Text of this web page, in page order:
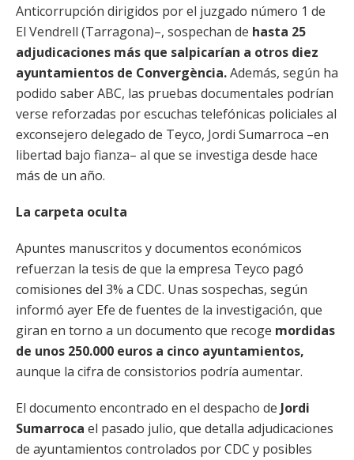
Anticorrupción dirigidos por el juzgado número 1 de
El Vendrell (Tarragona)–, sospechan de hasta 25
adjudicaciones más que salpicarían a otros diez
ayuntamientos de Convergència.Además, según ha
podido saber ABC, las pruebas documentales podrían
verse reforzadas por escuchas telefónicas policiales al
exconsejero delegado de Teyco, Jordi Sumarroca –en
libertad bajo fianza– al que se investiga desde hace
más de un año.
La carpeta oculta
Apuntes manuscritos y documentos económicos
refuerzan la tesis de que la empresa Teyco pagó
comisiones del 3% a CDC. Unas sospechas, según
informó ayer Efe de fuentes de la investigación, que
giran en torno a un documento que recoge mordidas
de unos 250.000 euros a cinco ayuntamientos,
aunque la cifra de consistorios podría aumentar.
El documento encontrado en el despacho de Jordi
Sumarroca el pasado julio, que detalla adjudicaciones
de ayuntamientos controlados por CDC y posibles